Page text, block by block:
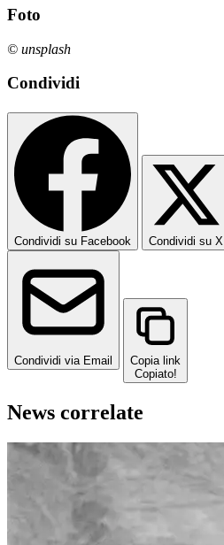
Foto
© unsplash
Condividi
Condividi su Facebook Condividi su X
Condividi via Email
Copia link
Copiato!
News correlate